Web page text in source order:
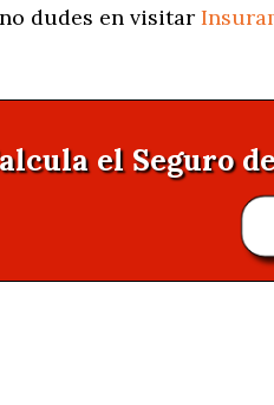
dudes en visitar
el Seguro